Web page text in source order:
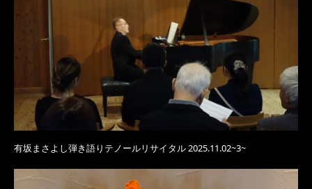
有坂まさよし弾き語りテノールリサイタル 2025.11.02~3~